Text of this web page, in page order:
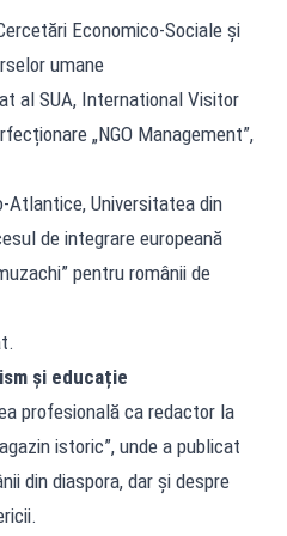
Economico-Sociale și
umane
al SUA, International Visitor
„NGO Management”,
Atlantice, Universitatea din
de integrare europeană
pentru românii de
și educație
profesională ca redactor la
istoric”, unde a publicat
din diaspora, dar și despre